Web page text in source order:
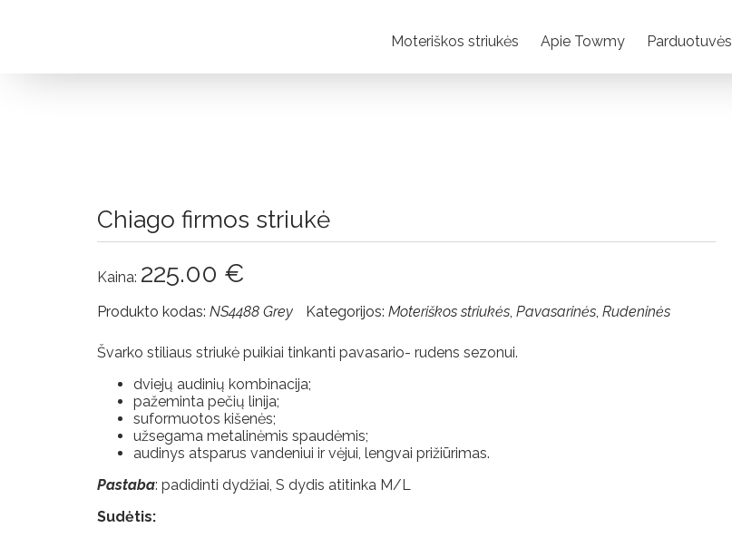
Moteriškos striukės Apie Towmy Parduotuvės
Chiago firmos striukė
Kaina: 225.00 €
Produkto kodas: NS4488 Grey Kategorijos: Moteriškos striukės, Pavasarinės, Rudeninės
Švarko stiliaus striukė puikiai tinkanti pavasario- rudens sezonui.
dviejų audinių kombinacija;
pažeminta pečių linija;
suformuotos kišenės;
užsegama metalinėmis spaudėmis;
audinys atsparus vandeniui ir vėjui, lengvai prižiūrimas.
Pastaba: padidinti dydžiai, S dydis atitinka M/L
Sudėtis: